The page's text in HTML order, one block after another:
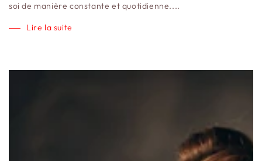
soi de manière constante et quotidienne....
Lire la suite